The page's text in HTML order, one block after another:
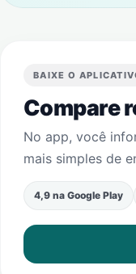
BAIXE O
Compare
No app, você
mais simples de
4,9 na Google Play